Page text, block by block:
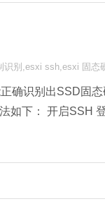
识别 ,esxi ssh,esxi 固态
确识别出SSD固态
如下： 开启SSH